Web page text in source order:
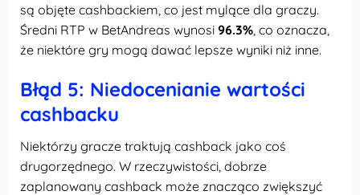
są objęte cashbackiem, co jest mylące dla graczy.
Średni RTP w BetAndreas wynosi 96.3% , co oznacza,
że niektóre gry mogą dawać lepsze wyniki niż inne.
Błąd 5: Niedocenianie wartości
cashbacku
Niektórzy gracze traktują cashback jako coś
drugorzędnego. W rzeczywistości, dobrze
zaplanowany cashback może znacząco zwiększyć